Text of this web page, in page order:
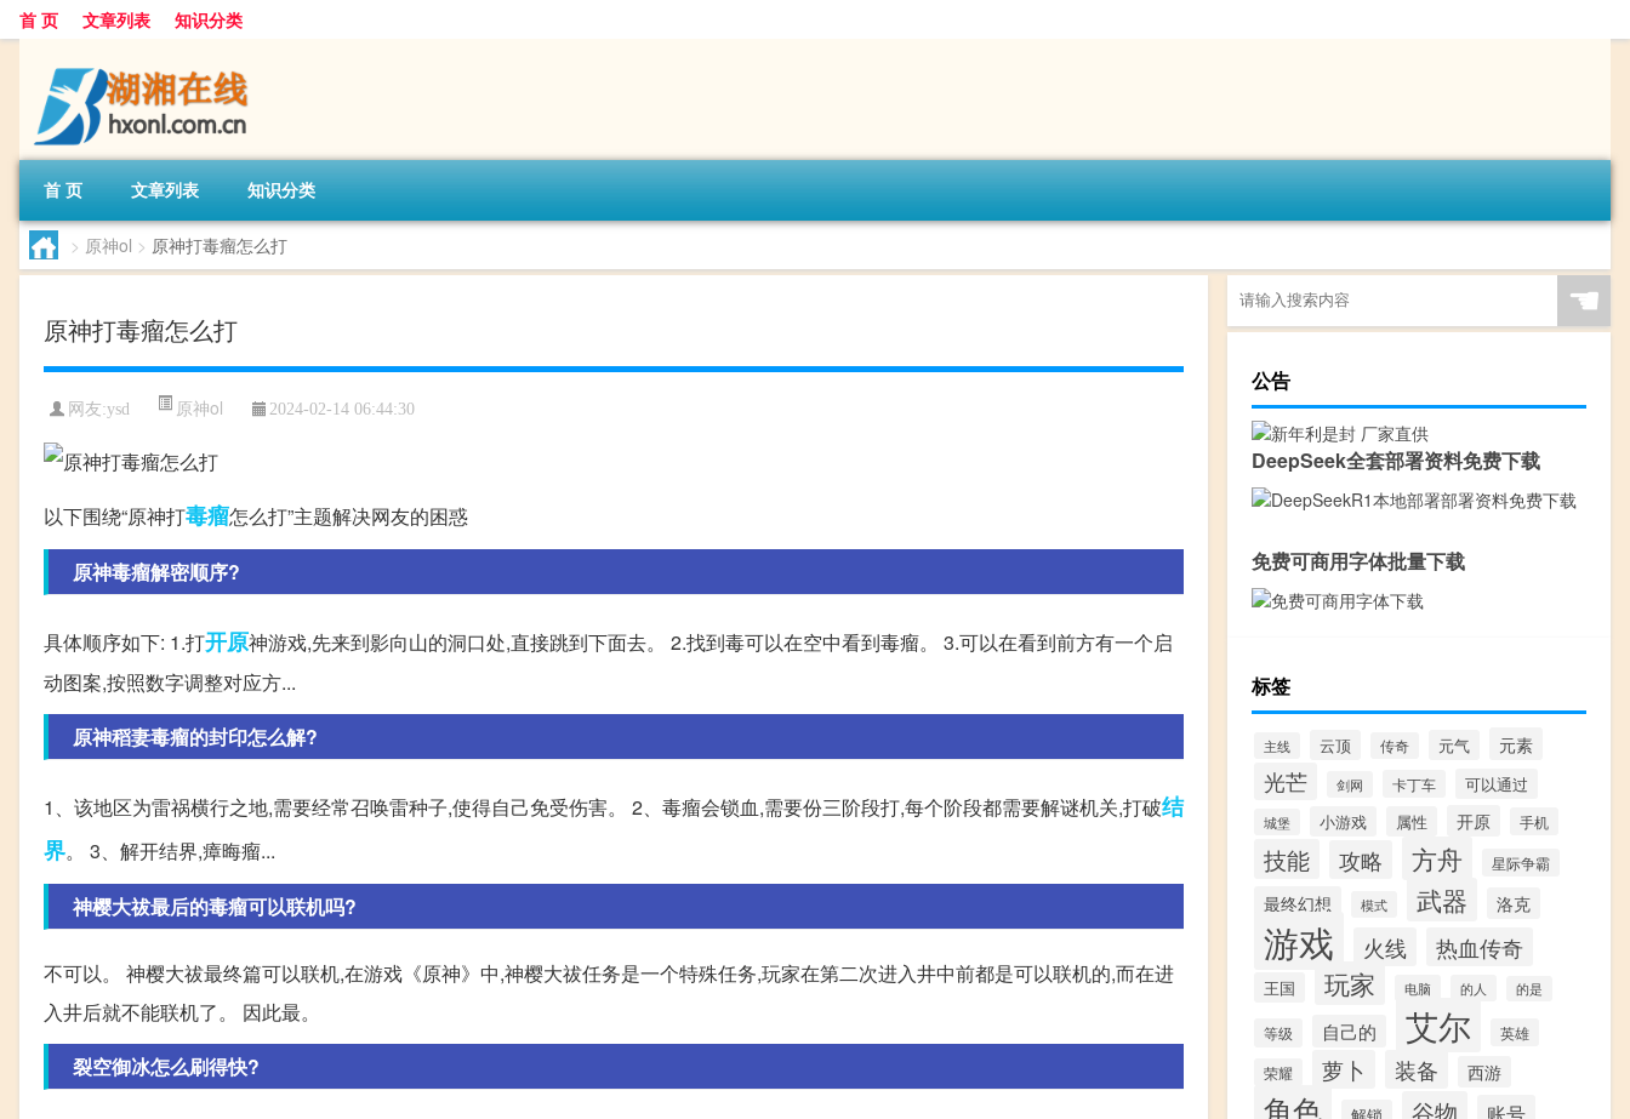
首 页 文章列表 知识分类
首 页 文章列表 知识分类
> 原神ol > 原神打毒瘤怎么打
原神打毒瘤怎么打
网友:ysd 原神ol 2024-02-14 06:44:30
以下围绕“原神打毒瘤怎么打”主题解决网友的困惑
原神毒瘤解密顺序?
具体顺序如下: 1.打开原神游戏,先来到影向山的洞口处,直接跳到下面去。 2.找到毒可以在空中看到毒瘤。 3.可以在看到前方有一个启
动图案,按照数字调整对应方...
原神稻妻毒瘤的封印怎么解?
1、该地区为雷祸横行之地,需要经常召唤雷种子,使得自己免受伤害。 2、毒瘤会锁血,需要份三阶段打,每个阶段都需要解谜机关,打破结
界。 3、解开结界,瘴晦瘤...
神樱大祓最后的毒瘤可以联机吗?
不可以。 神樱大祓最终篇可以联机,在游戏《原神》中,神樱大祓任务是一个特殊任务,玩家在第二次进入井中前都是可以联机的,而在进
入井后就不能联机了。 因此最。
裂空御冰怎么刷得快?
☚
公告
DeepSeek全套部署资料免费下载
免费可商用字体批量下载
标签
主线 云顶 传奇 元气 元素
光芒 剑网 卡丁车 可以通过
城堡 小游戏 属性 开原 手机
技能 攻略 方舟 星际争霸
最终幻想 模式 武器 洛克
游戏 火线 热血传奇
王国 玩家 电脑 的人 的是
等级 自己的 艾尔
英雄
荣耀
萝卜 装备 西游
角色 谷物 账号